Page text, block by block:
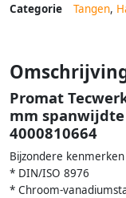
Categorie Tangen,
Promat
mm
4000810664
Bijzondere kenmerken
* DIN/ISO 8976
* Chroom-